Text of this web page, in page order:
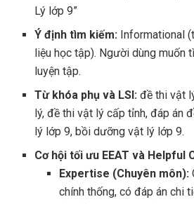
Lý lớp 9”
Ý định tìm kiếm: Informational
liệu học tập). Người dùng muốn
luyện tập.
Từ khóa phụ và LSI: đề thi vật
lý, đề thi vật lý cấp tỉnh, đáp án
lý lớp 9, bồi dưỡng vật lý lớp 9.
Cơ hội tối ưu EEAT và Helpful
Expertise (Chuyên môn):
chính thống, có đáp án chi